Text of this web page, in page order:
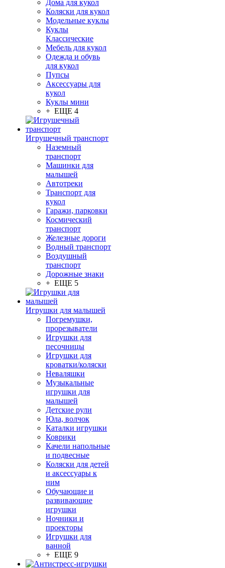
Дома для кукол
Коляски для кукол
Модельные куклы
Куклы
Классические
Мебель для кукол
Одежда и обувь
для кукол
Пупсы
Аксессуары для
кукол
Куклы мини
+ ЕЩЕ 4
Игрушечный транспорт
Наземный
транспорт
Машинки для
малышей
Автотреки
Транспорт для
кукол
Гаражи, парковки
Космический
транспорт
Железные дороги
Водный транспорт
Воздушный
транспорт
Дорожные знаки
+ ЕЩЕ 5
Игрушки для малышей
Погремушки,
прорезыватели
Игрушки для
песочницы
Игрушки для
кроватки/коляски
Неваляшки
Музыкальные
игрушки для
малышей
Детские рули
Юла, волчок
Каталки игрушки
Коврики
Качели напольные
и подвесные
Коляски для детей
и аксессуары к
ним
Обучающие и
развивающие
игрушки
Ночники и
проекторы
Игрушки для
ванной
+ ЕЩЕ 9